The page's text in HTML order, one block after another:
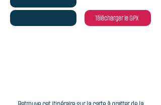
Télécharger le GPX